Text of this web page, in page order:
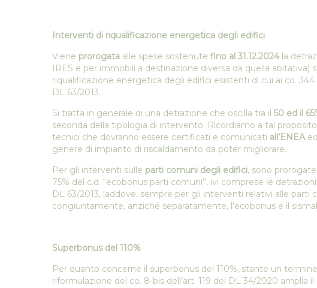
Interventi di riqualificazione energetica degli edifici
Viene prorogata alle spese sostenute fino al 31.12.2024la
IRES e per immobili a destinazione diversa da quella
riqualificazione energetica degli edifici esistenti di cui ai co. 344
DL 63/2013.
Si tratta in generale di una detrazione che oscilla tra il 50 ed il
seconda della tipologia di intervento. Ricordiamo a tal
tecnici che dovranno essere certificati e comunicati all’ENEA
genere di impianto di riscaldamento da poter migliorare.
Per gli interventi sulle parti comuni degli edifici, sono
75% del c.d. “ecobonus parti comuni”, ivi comprese le
DL 63/2013, laddove, sempre per gli interventi relativi alle parti
congiuntamente, anziché separatamente, l’ecobonus e il
Superbonus del 110%
Per quanto concerne il superbonus del 110%, stante un
riformulazione del co. 8-bis dell’art. 119 del DL 34/2020 amplia